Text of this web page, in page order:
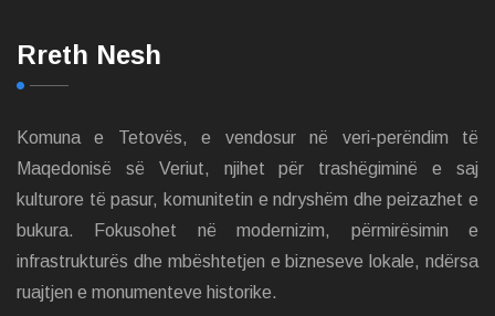
Rreth Nesh
Komuna e Tetovës, e vendosur në veri-perëndim të
Maqedonisë së Veriut, njihet për trashëgiminë e saj
kulturore të pasur, komunitetin e ndryshëm dhe peizazhet e
bukura. Fokusohet në modernizim, përmirësimin e
infrastrukturës dhe mbështetjen e bizneseve lokale, ndërsa
ruajtjen e monumenteve historike.